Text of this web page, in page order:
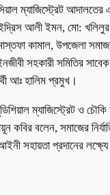
ম্যাজিস্ট্রেট
আলী ইমন, মো: খলিলুর
কামাল, উপজেলা
সহকারী সমিতির সাবেক
আঃ হালিম প্রমুখ।
ম্যাজিস্ট্রেট ও
কবির বলেন, সমাজের
সহায়তা প্রদানের লক্ষ্যে